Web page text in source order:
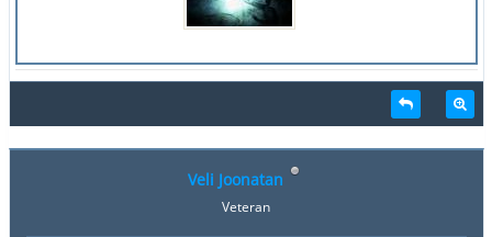
Veli Joonatan
Veteran